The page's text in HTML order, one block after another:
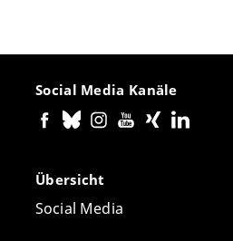
Social Media Kanäle
Übersicht
Social Media